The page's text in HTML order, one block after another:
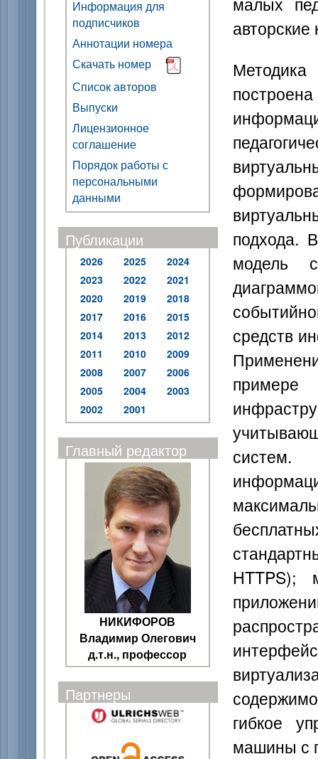
Информация для
подписчиков
Аннотации номера
Скачать номер
Список авторов
Выпуски
Лицензионное
соглашение
Порядок работы с
персональными
данными
Публикации
2026 2025
2024
2023
2022
2021
2020
2019
2018
2017
2016
2015
2014
2013
2012
2011
2010
2009
2008
2007
2006
2005
2004
2003
2002
2001
Главный редактор
НИКИФОРОВ
Владимир Олегович
д.т.н., профессор
Партнеры
авторские
подхода.
модель
средств
систем.
HTTPS);
гибкое
машины с